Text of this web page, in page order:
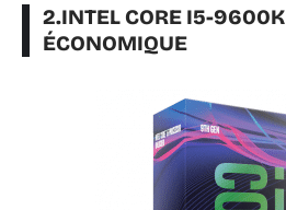
2.INTEL CORE I5-9600K
ÉCONOMIQUE